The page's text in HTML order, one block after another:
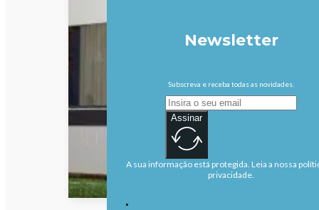
Newsletter
Subscreva e receba todas as novidades.
Assinar
A sua informação está protegida. Leia a nossa
privacidade.